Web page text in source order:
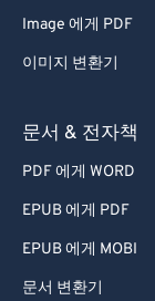
Image 에게 PDF
이미지 변환기
문서 & 전자책
PDF 에게 WORD
EPUB 에게 PDF
EPUB 에게 MOBI
문서 변환기